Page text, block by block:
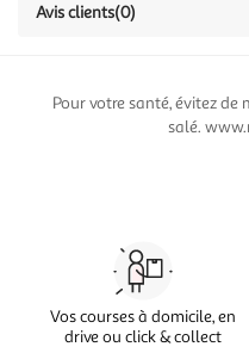
Avis clients(0)
Pour votre santé, évitez
salé.
Vos courses à domicile, en
drive ou click & collect